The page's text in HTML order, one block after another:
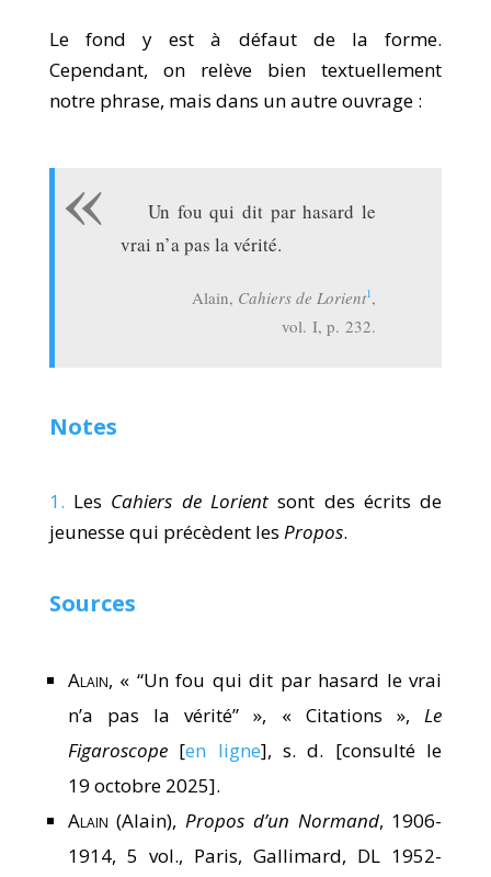
Le fond y est à défaut de la forme.
Cependant, on relève bien textuellement
notre phrase, mais dans un autre ouvrage :
Un fou qui dit par hasard le
vrai n’a pas la vérité.
Alain, Cahiers de Lorient1,
vol. I, p. 232.
Notes
1. Les Cahiers de Lorient sont des écrits de
jeunesse qui précèdent les Propos.
Sources
Alain, « “Un fou qui dit par hasard le vrai
n’a pas la vérité” », « Citations »,Le
Figaroscope[en ligne], s. d. [consulté le
19 octobre 2025].
Alain (Alain),Propos d’un Normand, 1906-
1914, 5 vol., Paris, Gallimard, DL 1952-